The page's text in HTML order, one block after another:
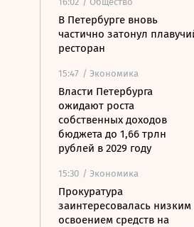
В Петербурге вновь
частично затонул
ресторан
15:47 / Экономика
Власти Петербурга
ожидают роста
собственных доходов
бюджета до 1,66 трлн
рублей в 2029 году
15:30 / Экономика
Прокуратура
заинтересовалась низким
освоением средств на